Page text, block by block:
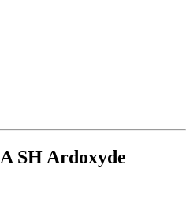
SH Ardoxyde